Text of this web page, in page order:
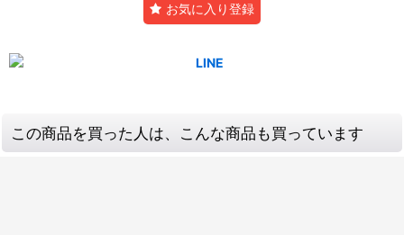
お気に入り登録
この商品を買った人は、こんな商品も買っています